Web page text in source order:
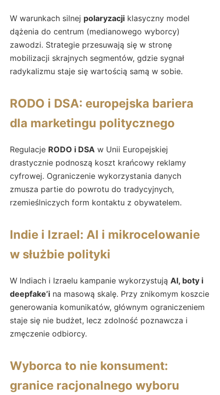
W warunkach silnej polaryzacji klasyczny model
dążenia do centrum (medianowego wyborcy)
zawodzi. Strategie przesuwają się w stronę
mobilizacji skrajnych segmentów, gdzie sygnał
radykalizmu staje się wartością samą w sobie.
RODO i DSA: europejska bariera
dla marketingu politycznego
Regulacje RODO i DSA w Unii Europejskiej
drastycznie podnoszą koszt krańcowy reklamy
cyfrowej. Ograniczenie wykorzystania danych
zmusza partie do powrotu do tradycyjnych,
rzemieślniczych form kontaktu z obywatelem.
Indie i Izrael: AI i mikrocelowanie
w służbie polityki
W Indiach i Izraelu kampanie wykorzystują AI, boty i
deepfake’i na masową skalę. Przy znikomym koszcie
generowania komunikatów, głównym ograniczeniem
staje się nie budżet, lecz zdolność poznawcza i
zmęczenie odbiorcy.
Wyborca to nie konsument:
granice racjonalnego wyboru